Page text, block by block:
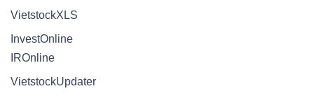
VietstockXLS
InvestOnline
IROnline
VietstockUpdater